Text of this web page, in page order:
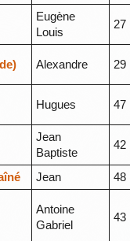
Eugène
Louis
27
Alexandre 29
Hugues 47
Jean
Baptiste
42
Jean 48
Antoine
Gabriel
43